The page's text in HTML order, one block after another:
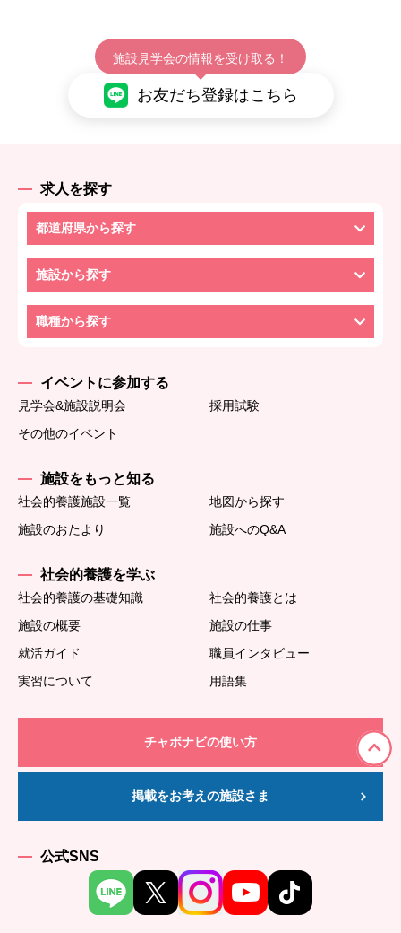
施設見学会の情報を受け取る！
お友だち登録はこちら
求人を探す
都道府県から探す
施設から探す
職種から探す
イベントに参加する
見学会&施設説明会
採用試験
その他のイベント
施設をもっと知る
社会的養護施設一覧
地図から探す
施設のおたより
施設へのQ&A
社会的養護を学ぶ
社会的養護の基礎知識
社会的養護とは
施設の概要
施設の仕事
就活ガイド
職員インタビュー
実習について
用語集
チャボナビの使い方
掲載をお考えの施設さま
公式SNS